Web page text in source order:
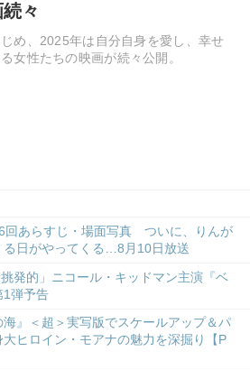
々
め、2025年は自分自身を愛し、幸せ
女性たちの映画が続々公開。
回あらすじ・場面写真 ついに、りんが
る日がやってくる…8月10日放送
発的」ニコール・キッドマン主演『ベ
1弾予告
海』＜超＞実写版でスケールアップ＆パ
大ヒロイン・モアナの魅力を深掘り【P